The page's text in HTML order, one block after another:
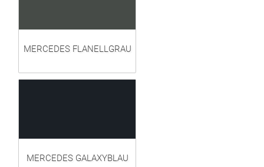
MERCEDES FLANELLGRAU
MERCEDES GALAXYBLAU